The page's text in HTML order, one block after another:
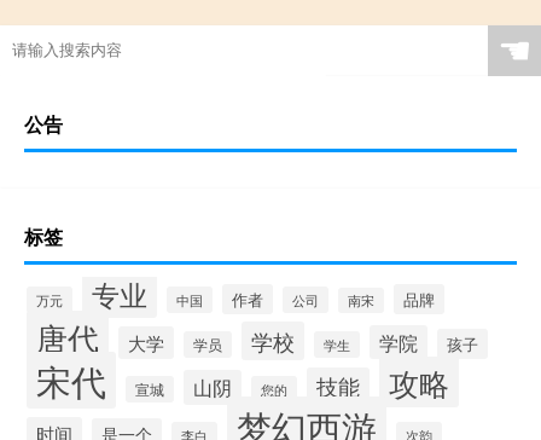
☚
公告
标签
万元 专业 中国 作者 公司 南宋 品牌
唐代 大学 学员 学校 学生 学院 孩子
宋代 宣城 山阴 您的 技能 攻略
时间 是一个 李白 梦幻西游 次韵